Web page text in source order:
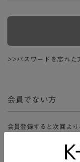
>>パスワードを忘れた
会員でない方
会員登録すると次回より
ージ、購入履歴をご利用